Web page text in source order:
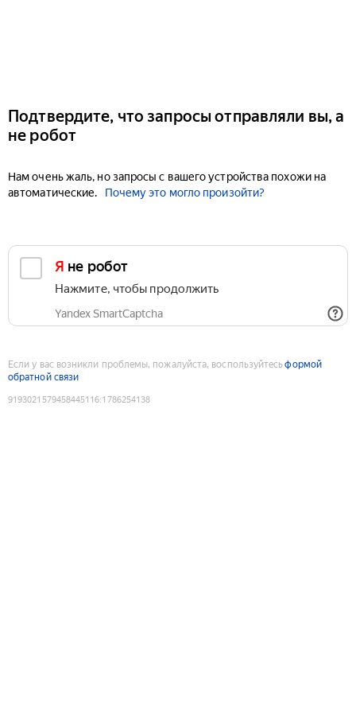
Подтвердите, что запросы отправляли вы, а
не робот
Нам очень жаль, но запросы с вашего устройства похожи на
автоматические.
Почему это могло произойти?
Я не робот
Нажмите, чтобы продолжить
Yandex SmartCaptcha
Если у вас возникли проблемы, пожалуйста, воспользуйтесьформой
обратной связи
9193021579458445116:1786254138